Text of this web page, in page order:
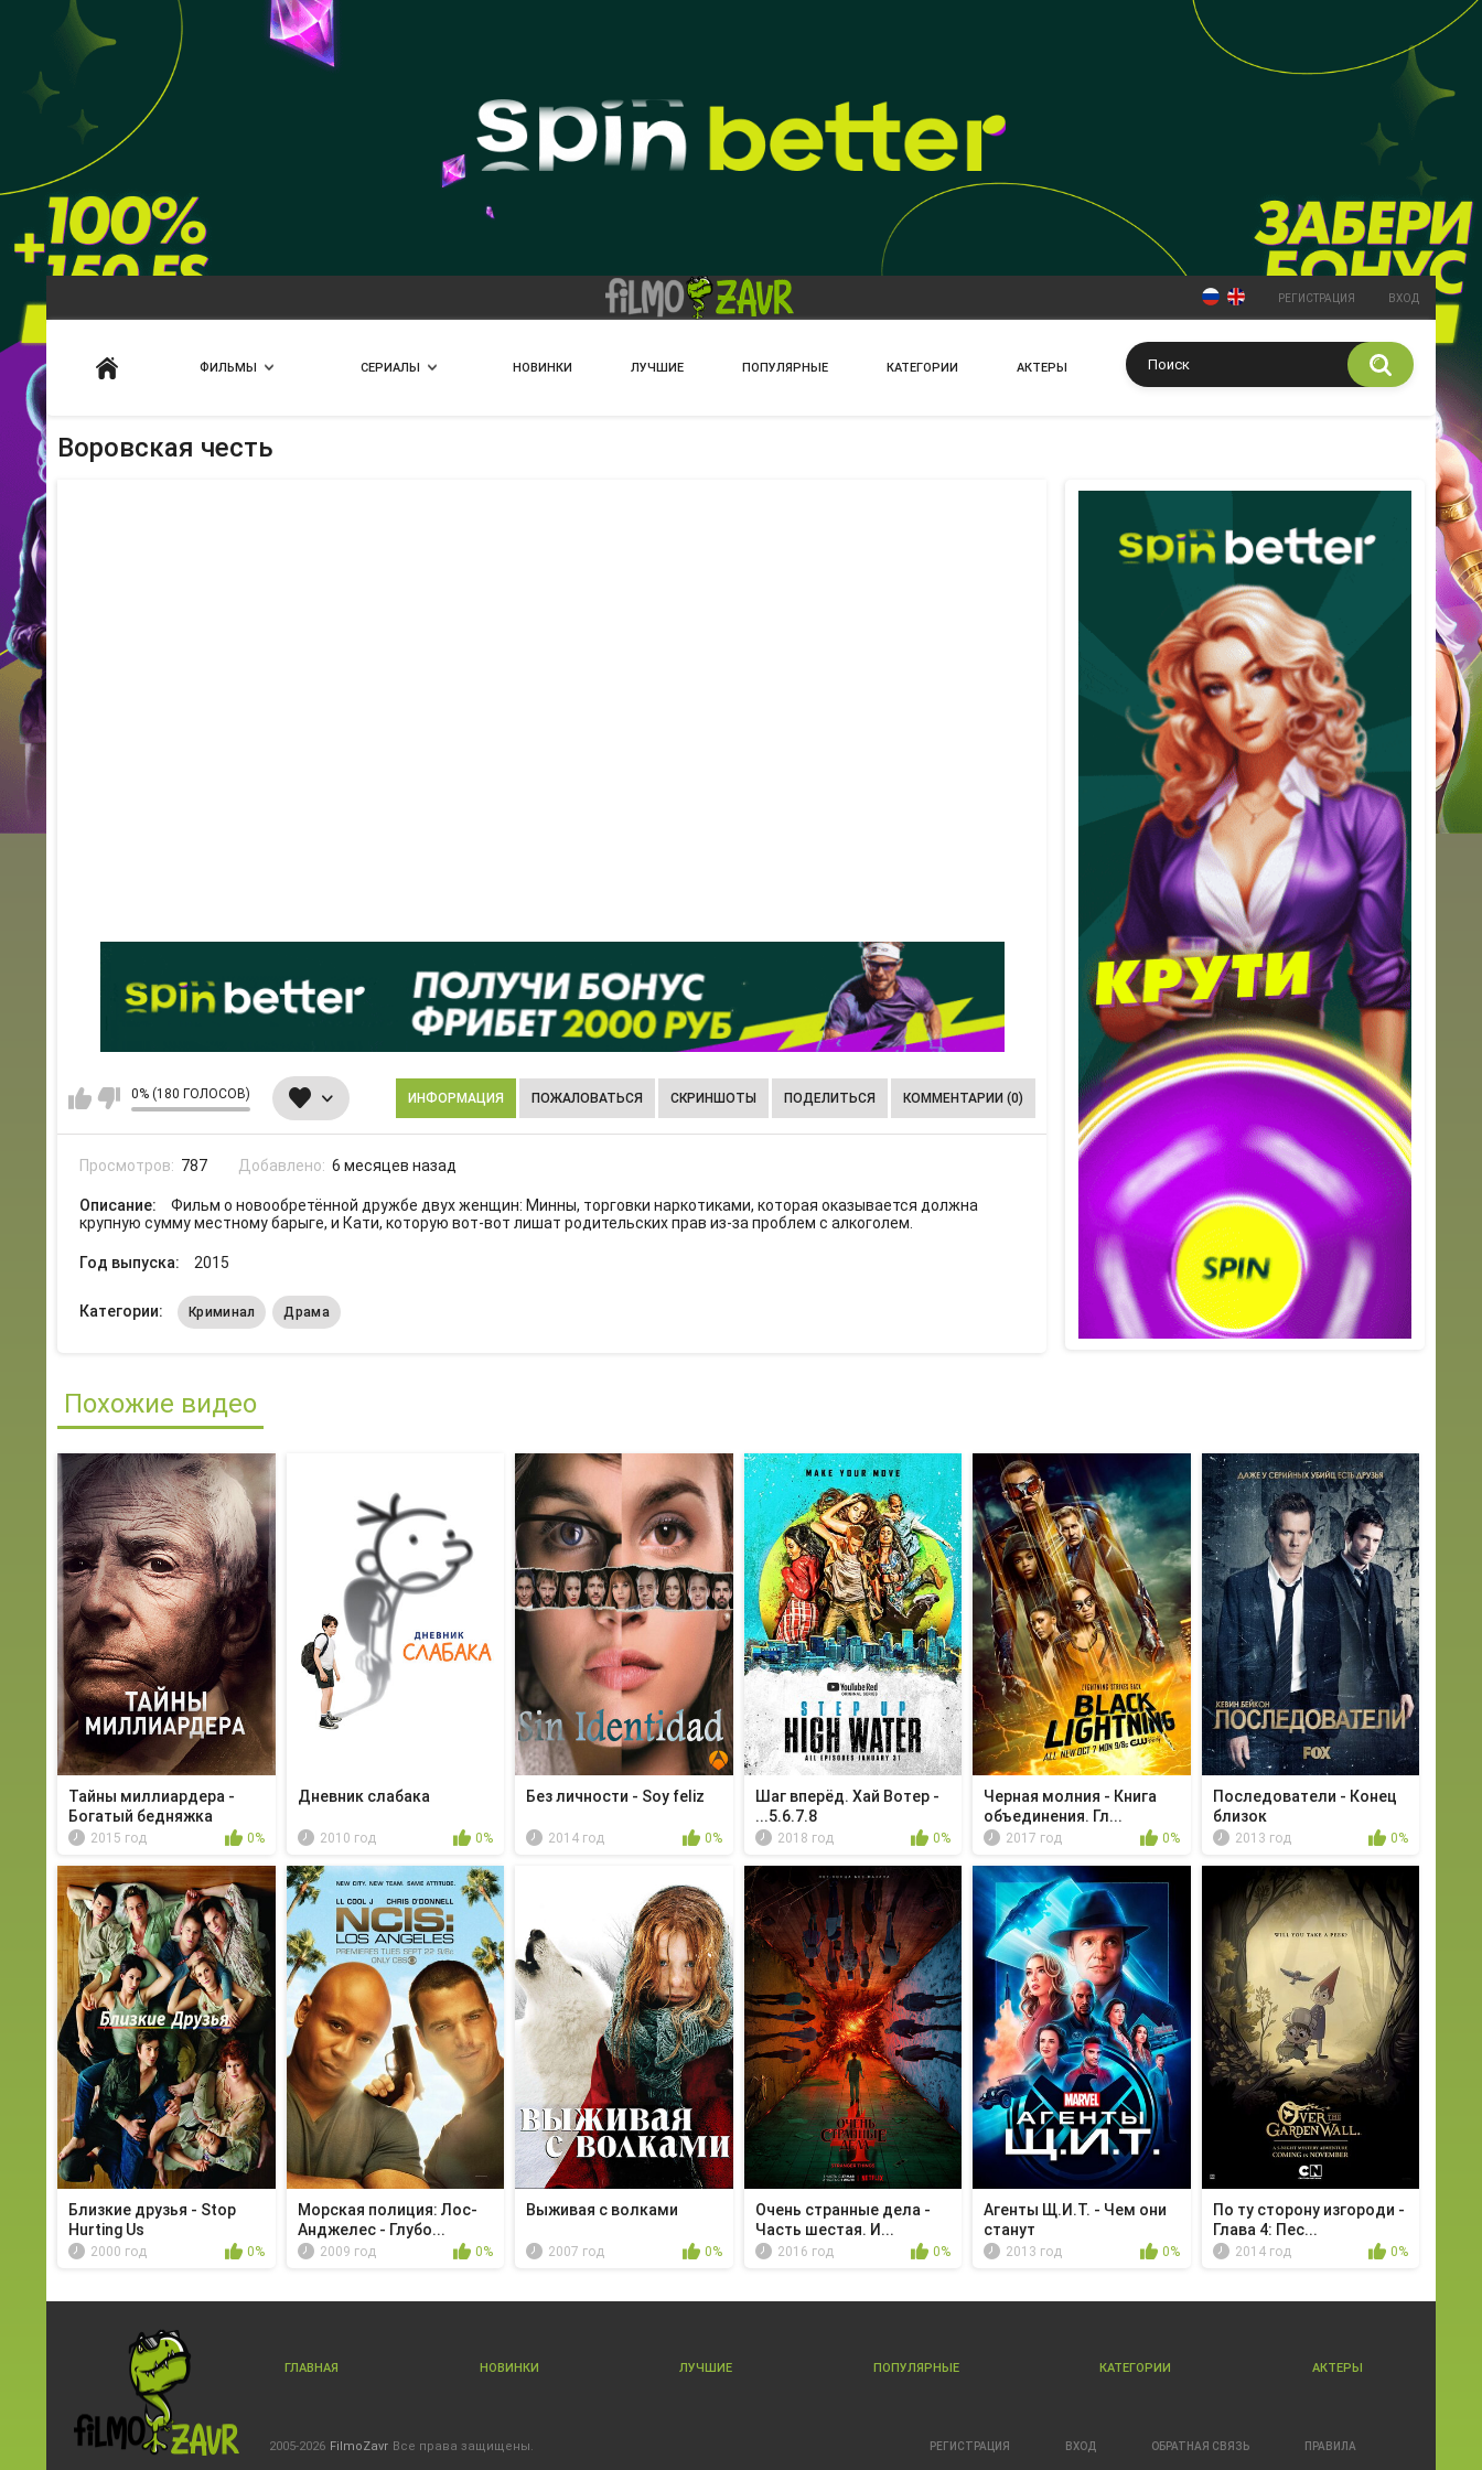
РЕГИСТРАЦИЯ ВХОД
ФИЛЬМЫ СЕРИАЛЫ НОВИНКИ ЛУЧШИЕ ПОПУЛЯРНЫЕ КАТЕГОРИИ АКТЕРЫ
Воровская честь
0% (180 ГОЛОСОВ) ИНФОРМАЦИЯ ПОЖАЛОВАТЬСЯ СКРИНШОТЫ ПОДЕЛИТЬСЯ КОММЕНТАРИИ (0)
Просмотров: 787 Добавлено: 6 месяцев назад
Описание:
Фильм о новообретённой дружбе двух женщин: Минны, торговки наркотиками, которая оказывается должна
крупную сумму местному барыге, и Кати, которую вот-вот лишат родительских прав из-за проблем с алкоголем.
Год выпуска: 2015
Категории: Криминал Драма
Похожие видео
Тайны миллиардера -
Богатый бедняжка
2015 год 0%
Дневник слабака
2010 год 0%
Без личности - Soy feliz
2014 год 0%
Шаг вперёд. Хай Вотер -
...5.6.7.8
2018 год 0%
Черная молния - Книга
объединения. Гл...
2017 год 0%
Последователи - Конец
близок
2013 год 0%
Близкие друзья - Stop
Hurting Us
2000 год 0%
Морская полиция: Лос-
Анджелес - Глубо...
2009 год 0%
Выживая с волками
2007 год 0%
Очень странные дела -
Часть шестая. И...
2016 год 0%
Агенты Щ.И.Т. - Чем они
станут
2013 год 0%
По ту сторону изгороди -
Глава 4: Пес...
2014 год 0%
ГЛАВНАЯ НОВИНКИ ЛУЧШИЕ ПОПУЛЯРНЫЕ КАТЕГОРИИ АКТЕРЫ
2005-2026 FilmoZavr Все права защищены. РЕГИСТРАЦИЯ ВХОД ОБРАТНАЯ СВЯЗЬ ПРАВИЛА